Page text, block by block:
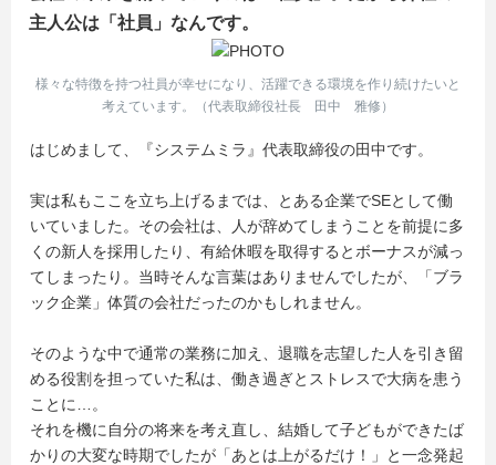
主人公は「社員」なんです。
様々な特徴を持つ社員が幸せになり、活躍できる環境を作り続けたいと
考えています。（代表取締役社長 田中 雅修）
はじめまして、『システムミラ』代表取締役の田中です。
実は私もここを立ち上げるまでは、とある企業でSEとして働
いていました。その会社は、人が辞めてしまうことを前提に多
くの新人を採用したり、有給休暇を取得するとボーナスが減っ
てしまったり。当時そんな言葉はありませんでしたが、「ブラ
ック企業」体質の会社だったのかもしれません。
そのような中で通常の業務に加え、退職を志望した人を引き留
める役割を担っていた私は、働き過ぎとストレスで大病を患う
ことに…。
それを機に自分の将来を考え直し、結婚して子どもができたば
かりの大変な時期でしたが「あとは上がるだけ！」と一念発起